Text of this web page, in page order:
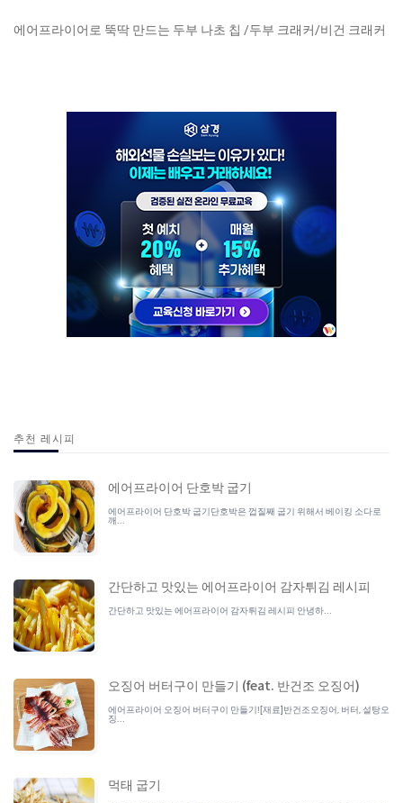
에어프라이어로 뚝딱 만드는 두부 나초 칩 /두부 크래커/비건 크래커
추천 레시피
에어프라이어 단호박 굽기
에어프라이어 단호박 굽기단호박은 껍질째 굽기 위해서 베이킹 소다로
깨...
간단하고 맛있는 에어프라이어 감자튀김 레시피
간단하고 맛있는 에어프라이어 감자튀김 레시피 안녕하...
오징어 버터구이 만들기 (feat. 반건조 오징어)
에어프라이어 오징어 버터구이 만들기![재료]반건조오징어, 버터, 설탕오
징...
먹태 굽기